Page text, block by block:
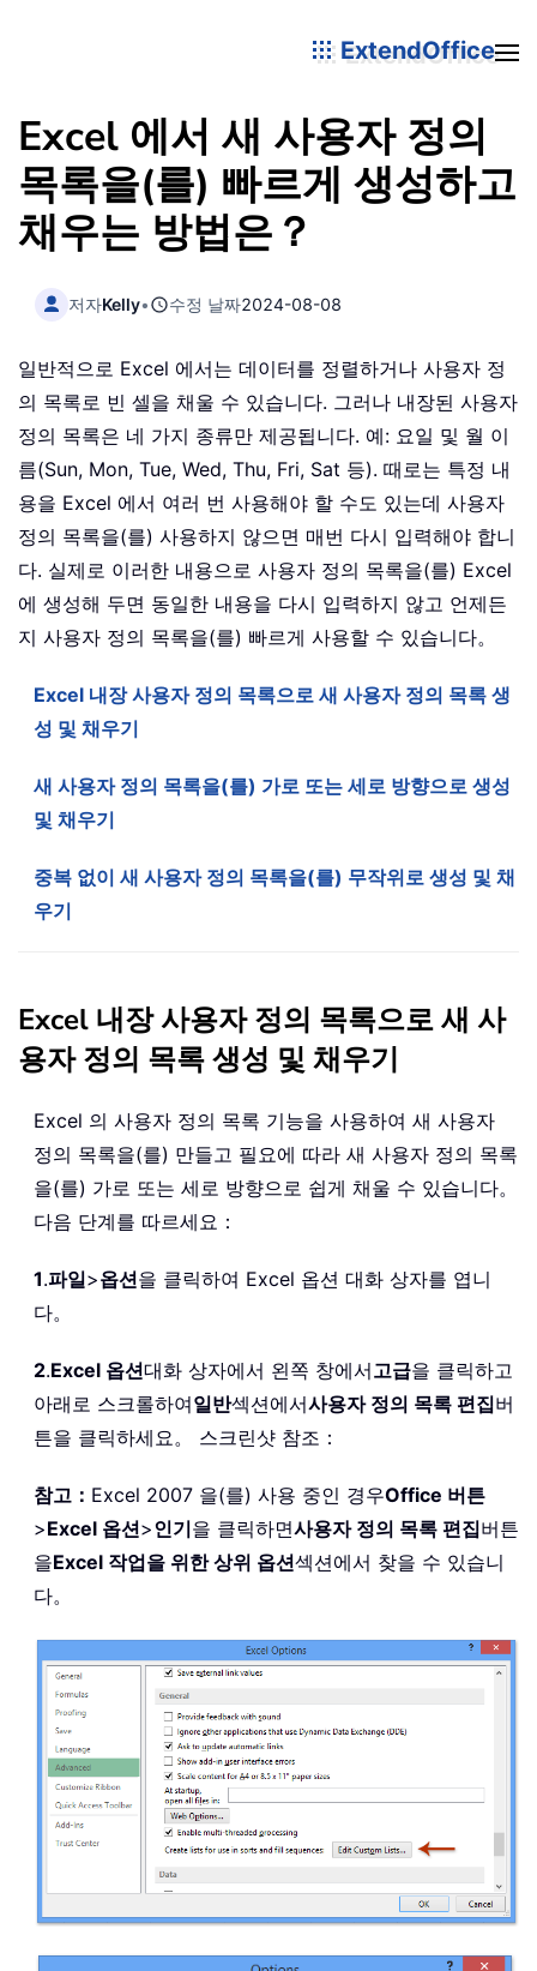
ExtendOffice
Excel 에서 새 사용자 정의
목록을(를) 빠르게 생성하고
채우는 방법은？
저자Kelly• 수정 날짜2024-08-08
일반적으로 Excel 에서는 데이터를 정렬하거나 사용자 정
의 목록로 빈 셀을 채울 수 있습니다. 그러나 내장된 사용자
정의 목록은 네 가지 종류만 제공됩니다. 예: 요일 및 월 이
름(Sun, Mon, Tue, Wed, Thu, Fri, Sat 등). 때로는 특정 내
용을 Excel 에서 여러 번 사용해야 할 수도 있는데 사용자
정의 목록을(를) 사용하지 않으면 매번 다시 입력해야 합니
다. 실제로 이러한 내용으로 사용자 정의 목록을(를) Excel
에 생성해 두면 동일한 내용을 다시 입력하지 않고 언제든
지 사용자 정의 목록을(를) 빠르게 사용할 수 있습니다。
Excel 내장 사용자 정의 목록으로 새 사용자 정의 목록 생
성 및 채우기
새 사용자 정의 목록을(를) 가로 또는 세로 방향으로 생성
및 채우기
중복 없이 새 사용자 정의 목록을(를) 무작위로 생성 및 채
우기
Excel 내장 사용자 정의 목록으로 새 사
용자 정의 목록 생성 및 채우기
Excel 의 사용자 정의 목록 기능을 사용하여 새 사용자
정의 목록을(를) 만들고 필요에 따라 새 사용자 정의 목록
을(를) 가로 또는 세로 방향으로 쉽게 채울 수 있습니다。
다음 단계를 따르세요：
1.파일>옵션을 클릭하여 Excel 옵션 대화 상자를 엽니
다。
2.Excel 옵션대화 상자에서 왼쪽 창에서고급을 클릭하고
아래로 스크롤하여일반섹션에서사용자 정의 목록 편집버
튼을 클릭하세요。 스크린샷 참조：
참고： Excel 2007 을(를) 사용 중인 경우Office 버튼
>Excel 옵션>인기을 클릭하면사용자 정의 목록 편집버튼
을Excel 작업을 위한 상위 옵션섹션에서 찾을 수 있습니
다。